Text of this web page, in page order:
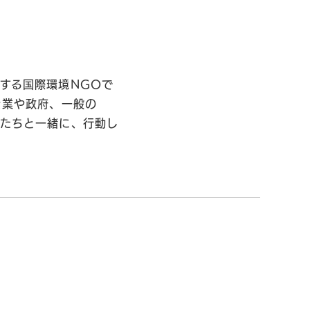
る国際環境NGOで
や政府、一般の
ちと一緒に、行動し